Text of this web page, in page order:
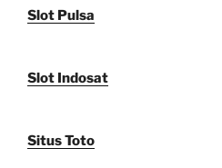
Slot Pulsa
Slot Indosat
Situs Toto